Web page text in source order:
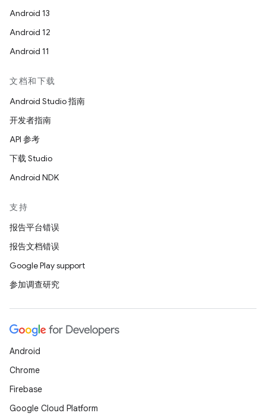
Android 13
Android 12
Android 11
文档和下载
Android Studio 指南
开发者指南
API 参考
下载 Studio
Android NDK
支持
报告平台错误
报告文档错误
Google Play support
参加调查研究
Android
Chrome
Firebase
Google Cloud Platform